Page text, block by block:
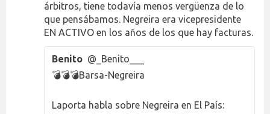
árbitros, tiene todavía menos vergüenza de lo
que pensábamos. Negreira era vicepresidente
EN ACTIVO en los años de los que hay facturas.
Benito @_Benito___
💣💣💣Barsa-Negreira
Laporta habla sobre Negreira en El País: